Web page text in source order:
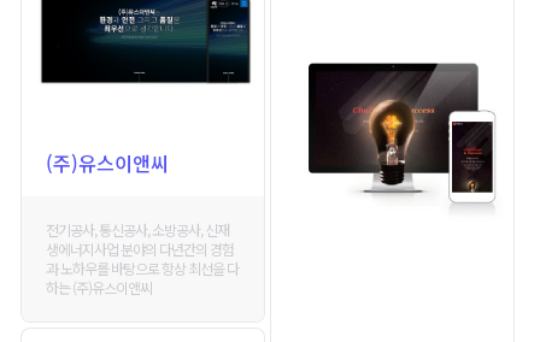
(주)유스이앤씨
전기공사, 통신공사, 소방공사, 신재
생에너지사업 분야의 다년간의 경험
과 노하우를 바탕으로 항상 최선을 다
하는 (주)유스이앤씨